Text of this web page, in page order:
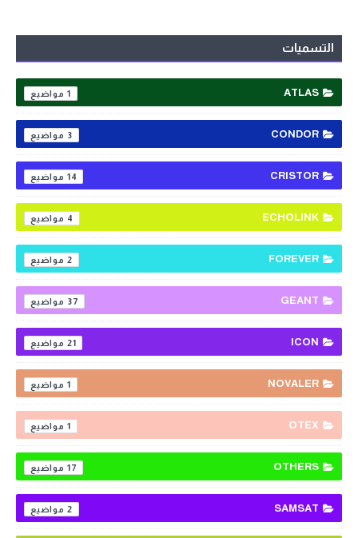
التسميات
ATLAS
1
CONDOR
3
CRISTOR
14
ECHOLINK
4
FOREVER
2
GEANT
37
ICON
21
NOVALER
1
OTEX
1
OTHERS
17
SAMSAT
2